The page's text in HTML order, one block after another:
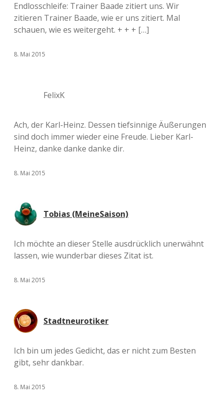
Endlosschleife: Trainer Baade zitiert uns. Wir
zitieren Trainer Baade, wie er uns zitiert. Mal
schauen, wie es weitergeht. + + + […]
8. Mai 2015
FelixK
Ach, der Karl-Heinz. Dessen tiefsinnige Äußerungen
sind doch immer wieder eine Freude. Lieber Karl-
Heinz, danke danke danke dir.
8. Mai 2015
Tobias (MeineSaison)
Ich möchte an dieser Stelle ausdrücklich unerwähnt
lassen, wie wunderbar dieses Zitat ist.
8. Mai 2015
Stadtneurotiker
Ich bin um jedes Gedicht, das er nicht zum Besten
gibt, sehr dankbar.
8. Mai 2015